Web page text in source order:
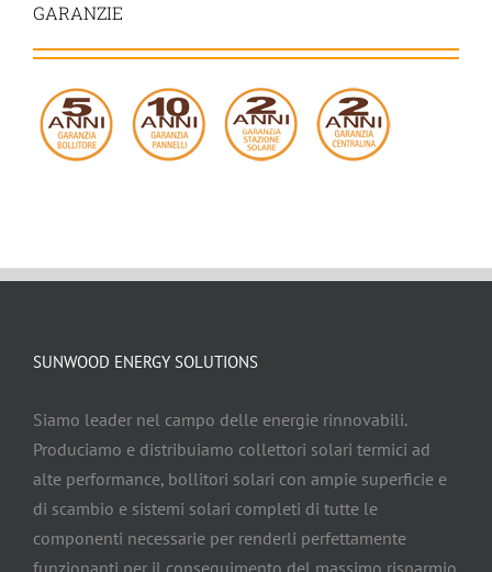
GARANZIE
SUNWOOD ENERGY SOLUTIONS
Siamo leader nel campo delle energie rinnovabili.
Produciamo e distribuiamo collettori solari termici ad
alte performance, bollitori solari con ampie superficie e
di scambio e sistemi solari completi di tutte le
componenti necessarie per renderli perfettamente